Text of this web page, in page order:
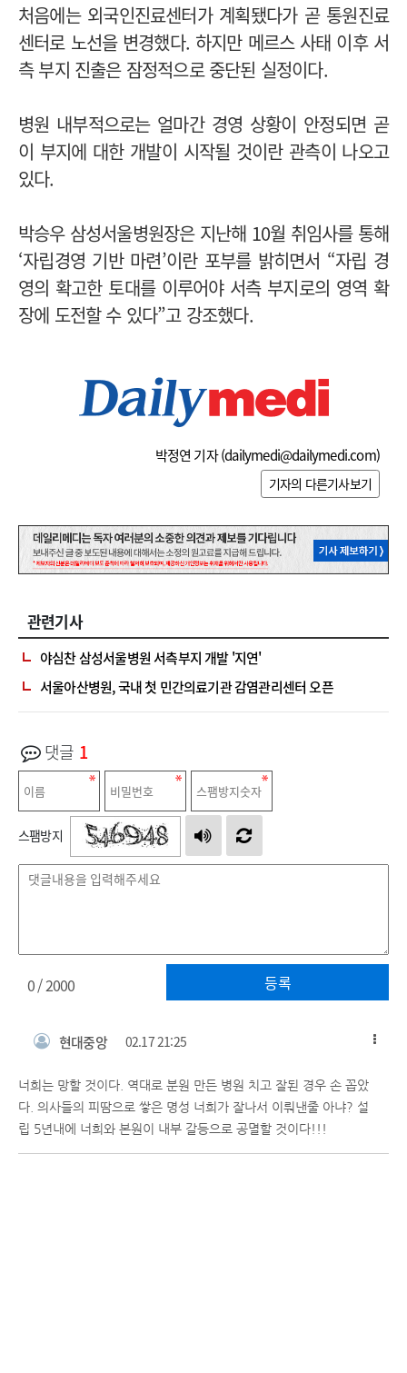
처음에는 외국인진료센터가 계획됐다가 곧 통원진료
센터로 노선을 변경했다. 하지만 메르스 사태 이후 서
측 부지 진출은 잠정적으로 중단된 실정이다.
병원 내부적으로는 얼마간 경영 상황이 안정되면 곧
이 부지에 대한 개발이 시작될 것이란 관측이 나오고
있다.
박승우 삼성서울병원장은 지난해 10월 취임사를 통해
‘자립경영 기반 마련’이란 포부를 밝히면서 “자립 경
영의 확고한 토대를 이루어야 서측 부지로의 영역 확
장에 도전할 수 있다”고 강조했다.
박정연 기자 (dailymedi@dailymedi.com)
기자의 다른기사보기
관련기사
야심찬 삼성서울병원 서측부지 개발 '지연'
서울아산병원, 국내 첫 민간의료기관 감염관리센터 오픈
댓글 1
스팸방지
등록
0/ 2000
현대중앙 02.17 21:25
너희는 망할 것이다. 역대로 분원 만든 병원 치고 잘된 경우 손 꼽았
다. 의사들의 피땀으로 쌓은 명성 너희가 잘나서 이뤄낸줄 아냐? 설
립 5년내에 너희와 본원이 내부 갈등으로 공멸할 것이다!!!